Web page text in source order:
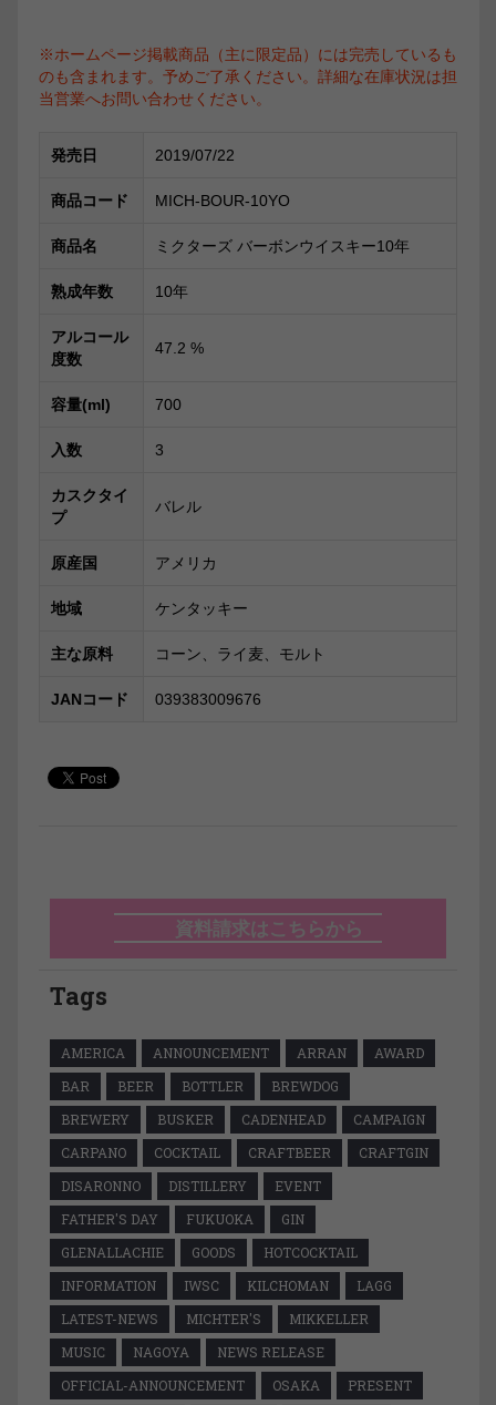
※ホームページ掲載商品（主に限定品）には完売しているも
のも含まれます。予めご了承ください。詳細な在庫状況は担
当営業へお問い合わせください。
発売日 2019/07/22
商品コード MICH-BOUR-10YO
商品名 ミクターズ バーボンウイスキー10年
熟成年数 10年
アルコール
度数
47.2 %
容量(ml) 700
入数 3
カスクタイ
プ
バレル
原産国 アメリカ
地域 ケンタッキー
主な原料 コーン、ライ麦、モルト
JANコード 039383009676
資料請求はこちらから
Tags
AMERICA ANNOUNCEMENT ARRAN
AWARD
BAR
BEER BOTTLER
BREWDOG
BREWERY
BUSKER CADENHEAD
CAMPAIGN
CARPANO
COCKTAIL CRAFTBEER
CRAFTGIN
DISARONNO
DISTILLERY
EVENT
FATHER'S DAY
FUKUOKA
GIN
GLENALLACHIE
GOODS
HOTCOCKTAIL
INFORMATION
IWSC KILCHOMAN
LAGG
LATEST-NEWS
MICHTER'S
MIKKELLER
MUSIC
NAGOYA
NEWS RELEASE
OFFICIAL-ANNOUNCEMENT
OSAKA
PRESENT